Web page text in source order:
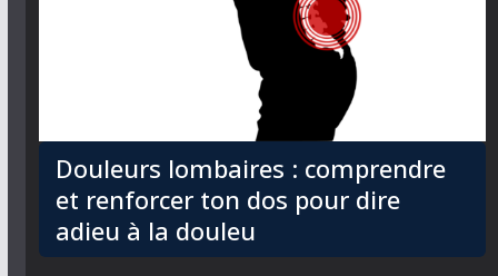
Douleurs lombaires : comprendre
et renforcer ton dos pour dire
adieu à la douleu